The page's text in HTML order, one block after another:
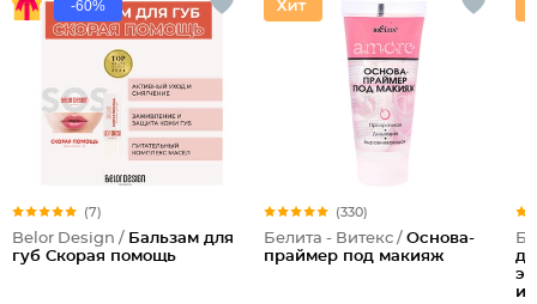
-60%
(7)
Belor Design / Бальзам для
губ Скорая помощь
(330)
Белита - Витекс / Основа-
праймер под макияж
и